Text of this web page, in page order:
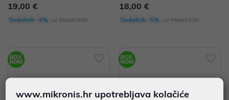
19,00 €
Dodatnih -5% uz PROMO KOD
18,00 €
Dodatnih -5% uz PROMO KOD
www.mikronis.hr upotrebljava kolačiće